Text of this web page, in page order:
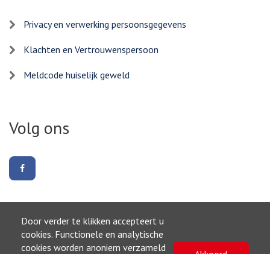
Door verder te klikken accepteert u
cookies. Functionele en analytische
cookies worden anoniem verzameld
Privacy en verwerking persoonsgegevens
Klachten en Vertrouwenspersoon
Meldcode huiselijk geweld
Volg ons
ons
Naar boven